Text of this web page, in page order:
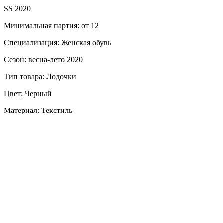
SS 2020
Минимальная партия: от 12
Специализация: Женская обувь
Сезон: весна-лето 2020
Тип товара: Лодочки
Цвет: Черный
Материал: Текстиль